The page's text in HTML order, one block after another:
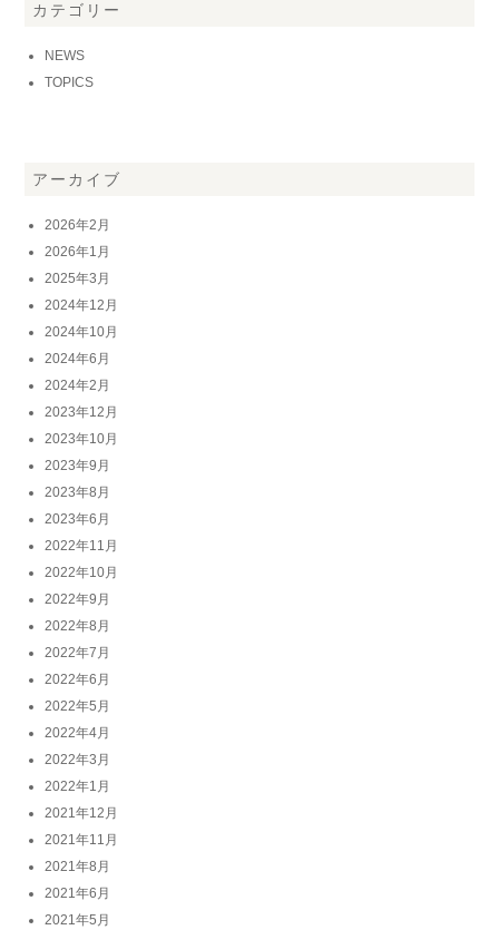
カテゴリー
NEWS
TOPICS
アーカイブ
2026年2月
2026年1月
2025年3月
2024年12月
2024年10月
2024年6月
2024年2月
2023年12月
2023年10月
2023年9月
2023年8月
2023年6月
2022年11月
2022年10月
2022年9月
2022年8月
2022年7月
2022年6月
2022年5月
2022年4月
2022年3月
2022年1月
2021年12月
2021年11月
2021年8月
2021年6月
2021年5月